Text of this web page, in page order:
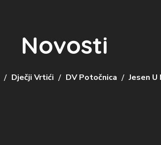
Novosti
Dječji Vrtići DV Potočnica Jesen